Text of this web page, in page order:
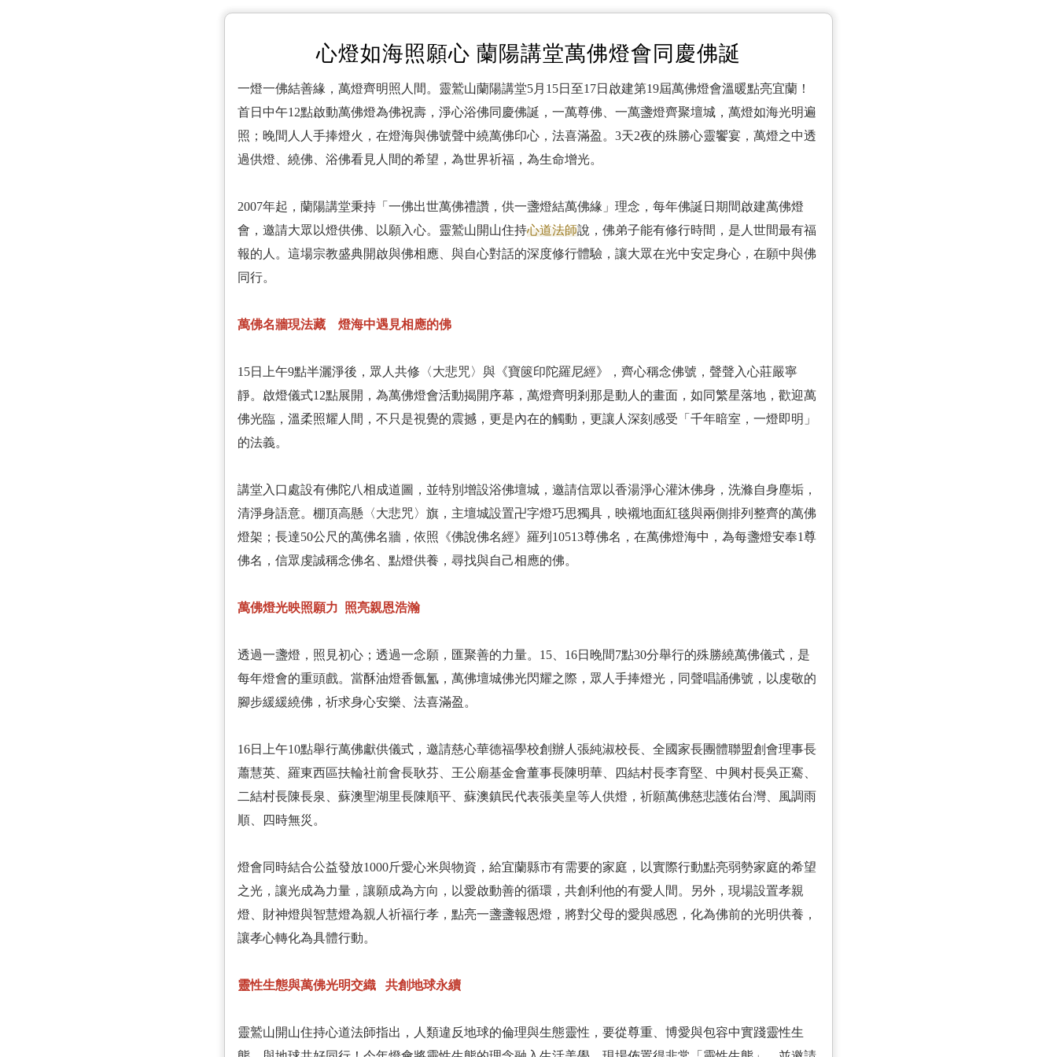
心燈如海照願心 蘭陽講堂萬佛燈會同慶佛誕
一燈一佛結善緣，萬燈齊明照人間。靈鷲山蘭陽講堂5月15日至17日啟建第19屆萬佛燈會溫暖點亮宜蘭！
首日中午12點啟動萬佛燈為佛祝壽，淨心浴佛同慶佛誕，一萬尊佛、一萬盞燈齊聚壇城，萬燈如海光明遍
照；晚間人人手捧燈火，在燈海與佛號聲中繞萬佛印心，法喜滿盈。3天2夜的殊勝心靈饗宴，萬燈之中透
過供燈、繞佛、浴佛看見人間的希望，為世界祈福，為生命增光。
2007年起，蘭陽講堂秉持「一佛出世萬佛禮讚，供一盞燈結萬佛緣」理念，每年佛誕日期間啟建萬佛燈
會，邀請大眾以燈供佛、以願入心。靈鷲山開山住持心道法師說，佛弟子能有修行時間，是人世間最有福
報的人。這場宗教盛典開啟與佛相應、與自心對話的深度修行體驗，讓大眾在光中安定身心，在願中與佛
同行。
萬佛名牆現法藏 燈海中遇見相應的佛
15日上午9點半灑淨後，眾人共修〈大悲咒〉與《寶篋印陀羅尼經》，齊心稱念佛號，聲聲入心莊嚴寧
靜。啟燈儀式12點展開，為萬佛燈會活動揭開序幕，萬燈齊明剎那是動人的畫面，如同繁星落地，歡迎萬
佛光臨，溫柔照耀人間，不只是視覺的震撼，更是內在的觸動，更讓人深刻感受「千年暗室，一燈即明」
的法義。
講堂入口處設有佛陀八相成道圖，並特別增設浴佛壇城，邀請信眾以香湯淨心灌沐佛身，洗滌自身塵垢，
清淨身語意。棚頂高懸〈大悲咒〉旗，主壇城設置卍字燈巧思獨具，映襯地面紅毯與兩側排列整齊的萬佛
燈架；長達50公尺的萬佛名牆，依照《佛說佛名經》羅列10513尊佛名，在萬佛燈海中，為每盞燈安奉1尊
佛名，信眾虔誠稱念佛名、點燈供養，尋找與自己相應的佛。
萬佛燈光映照願力 照亮親恩浩瀚
透過一盞燈，照見初心；透過一念願，匯聚善的力量。15、16日晚間7點30分舉行的殊勝繞萬佛儀式，是
每年燈會的重頭戲。當酥油燈香氤氳，萬佛壇城佛光閃耀之際，眾人手捧燈光，同聲唱誦佛號，以虔敬的
腳步緩緩繞佛，祈求身心安樂、法喜滿盈。
16日上午10點舉行萬佛獻供儀式，邀請慈心華德福學校創辦人張純淑校長、全國家長團體聯盟創會理事長
蕭慧英、羅東西區扶輪社前會長耿芬、王公廟基金會董事長陳明華、四結村長李育堅、中興村長吳正騫、
二結村長陳長泉、蘇澳聖湖里長陳順平、蘇澳鎮民代表張美皇等人供燈，祈願萬佛慈悲護佑台灣、風調雨
順、四時無災。
燈會同時結合公益發放1000斤愛心米與物資，給宜蘭縣市有需要的家庭，以實際行動點亮弱勢家庭的希望
之光，讓光成為力量，讓願成為方向，以愛啟動善的循環，共創利他的有愛人間。另外，現場設置孝親
燈、財神燈與智慧燈為親人祈福行孝，點亮一盞盞報恩燈，將對父母的愛與感恩，化為佛前的光明供養，
讓孝心轉化為具體行動。
靈性生態與萬佛光明交織 共創地球永續
靈鷲山開山住持心道法師指出，人類違反地球的倫理與生態靈性，要從尊重、博愛與包容中實踐靈性生